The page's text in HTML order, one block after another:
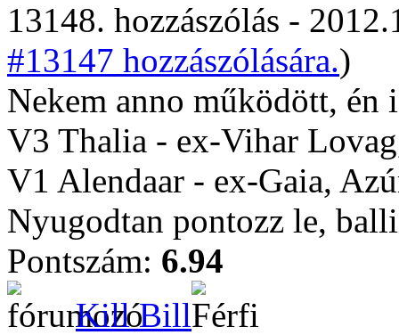
13148. hozzászólás -
#13147 hozzászólására.)
Nekem anno működött,
V3 Thalia - ex-Vihar
V1 Alendaar - ex-Gaia,
Nyugodtan pontozz le,
Pontszám: 6.94
Kill Bill